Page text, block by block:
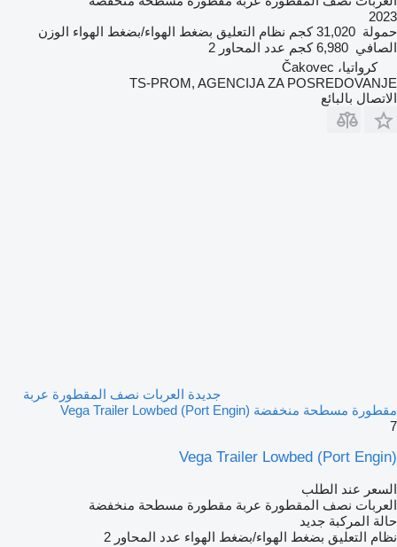
2023
حمولة 31,020 كجم نظام التعليق بضغط الهواء/بضغط الهواء الوزن
الصافي 6,980 كجم عدد المحاور 2
كرواتيا، Čakovec
TS-PROM, AGENCIJA ZA POSREDOVANJE
الاتصال بالبائع
جديدة العربات نصف المقطورة عربة
مقطورة مسطحة منخفضة Vega Trailer Lowbed (Port Engin)
7
Vega Trailer Lowbed (Port Engin)
السعر عند الطلب
العربات نصف المقطورة عربة مقطورة مسطحة منخفضة
حالة المركبة جديد
نظام التعليق بضغط الهواء/بضغط الهواء عدد المحاور 2